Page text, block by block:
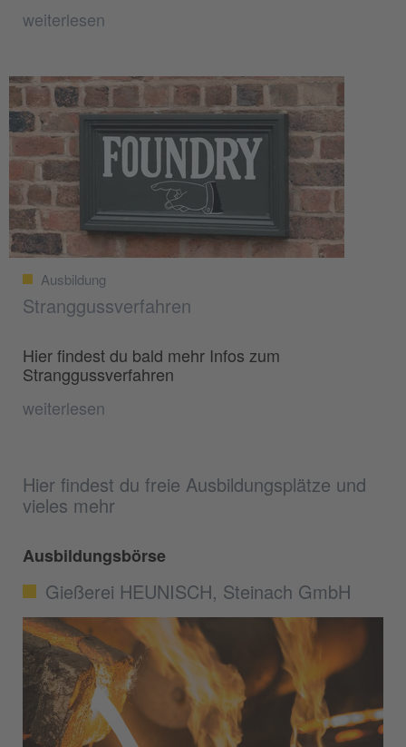
Hier findest du freie Ausbildungsplätze und
vieles mehr
Ausbildungsbörse
Gießerei HEUNISCH, Steinach GmbH
weiterlesen
Ausbildung
Stranggussverfahren
Hier findest du bald mehr Infos zum
Stranggussverfahren
weiterlesen